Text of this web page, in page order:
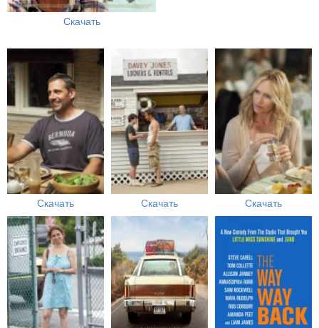
Скачать
Скачать Скачать Скачать